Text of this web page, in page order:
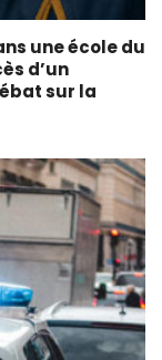
une école du
d’un
sur la